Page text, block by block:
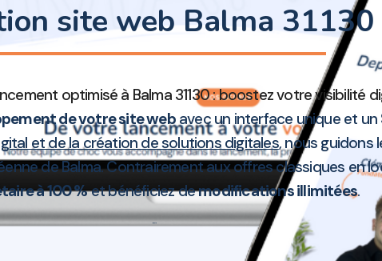
site web Balma 31130
optimisé à Balma 31130 : boostez votre visibilité
de votre site webavec un interface unique et un
et de la création de solutions digitales, nous guidons
de Balma. Contrairement aux offres classiques en
à 100 %et bénéficiez demodifications illimitées.